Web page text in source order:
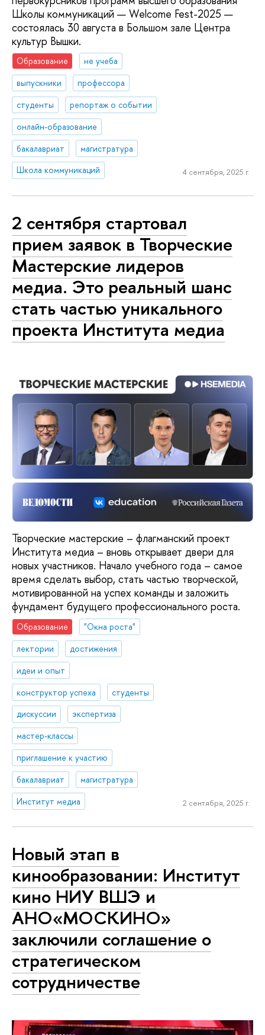
Школы коммуникаций — Welcome Fest-2025 —
состоялась 30 августа в Большом зале Центра
культур Вышки.
Образование
не учеба
выпускники
профессора
студенты
репортаж о событии
онлайн-образование
бакалавриат
магистратура
Школа коммуникаций
4 сентября, 2025 г.
2 сентября стартовал
прием заявок в Творческие
Мастерские лидеров
медиа. Это реальный шанс
стать частью уникального
проекта Института медиа
Творческие мастерские – флагманский проект
Института медиа – вновь открывает двери для
новых участников. Начало учебного года – самое
время сделать выбор, стать частью творческой,
мотивированной на успех команды и заложить
фундамент будущего профессионального роста.
Образование
"Окна роста"
лектории
достижения
идеи и опыт
конструктор успеха
студенты
дискуссии
экспертиза
мастер-классы
приглашение к участию
бакалавриат
магистратура
Институт медиа
2 сентября, 2025 г.
Новый этап в
кинообразовании: Институт
кино НИУ ВШЭ и
АНО«МОСКИНО»
заключили соглашение о
стратегическом
сотрудничестве